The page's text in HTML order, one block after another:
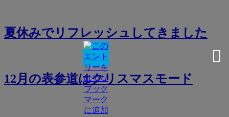
夏休みでリフレッシュしてきました
12月の表参道はクリスマスモード